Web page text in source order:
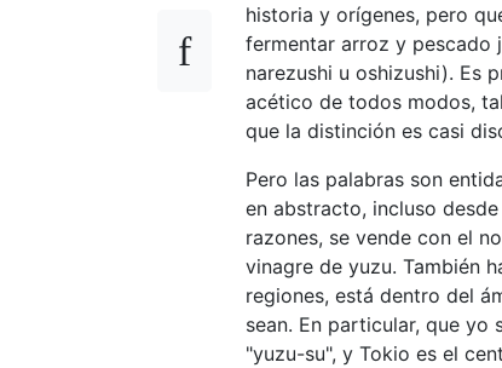
historia y orígenes, pero
fermentar arroz y pescado
narezushi u oshizushi). Es
acético de todos modos,
que la distinción es casi
Pero las palabras son
en abstracto, incluso
razones, se vende con el
vinagre de yuzu. También
regiones, está dentro del
sean. En particular, que yo
"yuzu-su", y Tokio es el